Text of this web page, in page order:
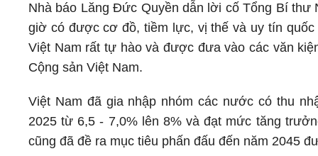
Nhà báo Lăng Đức Quyền dẫn lời cố Tổng Bí
giờ có được cơ đồ, tiềm lực, vị thế và uy tín quốc
Việt Nam rất tự hào và được đưa vào các văn
Cộng sản Việt Nam.
Việt Nam đã gia nhập nhóm các nước có thu
2025 từ 6,5 - 7,0% lên 8% và đạt mức tăng
cũng đã đề ra mục tiêu phấn đấu đến năm 2045